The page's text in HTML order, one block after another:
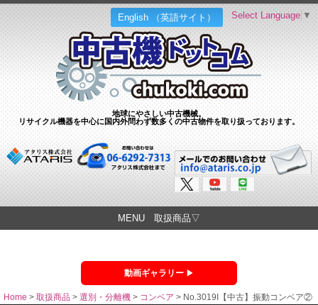
English （英語サイト）
地球にやさしい中古機械。
リサイクル機器を中心に国内外問わず数多くの中古物件を取り扱っております。
Select Language ▼
MENU 取扱商品▽
動画ギャラリー
Home > 取扱商品 > 選別・分離機 > コンベア > No.3019I【中古】振動コンベア②